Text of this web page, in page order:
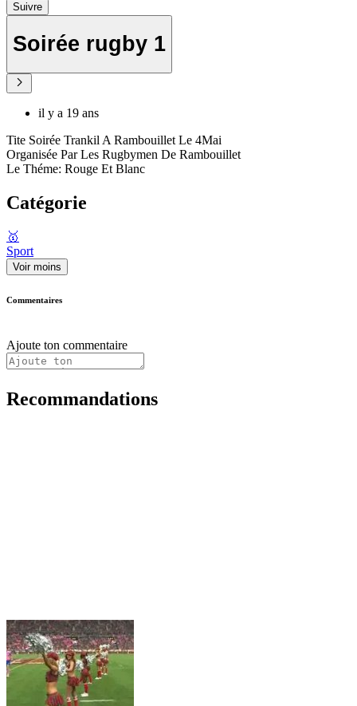
Suivre
Soirée rugby 1
il y a 19 ans
Tite Soirée Trankil A Rambouillet Le 4Mai
Organisée Par Les Rugbymen De Rambouillet
Le Théme: Rouge Et Blanc
Catégorie
🥇
Sport
Voir moins
Commentaires
Ajoute ton commentaire
Recommandations